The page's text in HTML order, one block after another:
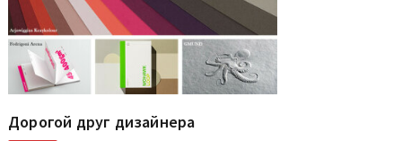
Дорогой друг дизайнера